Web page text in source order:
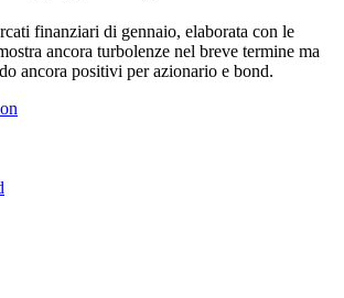
finanziari di gennaio, elaborata con le
ancora turbolenze nel breve termine ma
ancora positivi per azionario e bond.